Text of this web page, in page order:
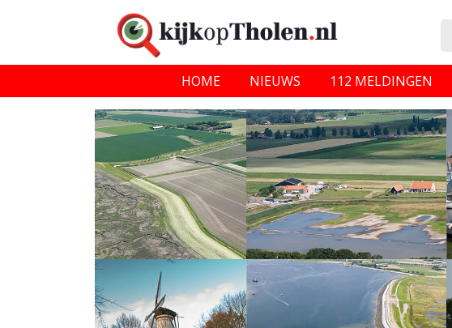
HOME NIEUWS 112 MELDINGEN